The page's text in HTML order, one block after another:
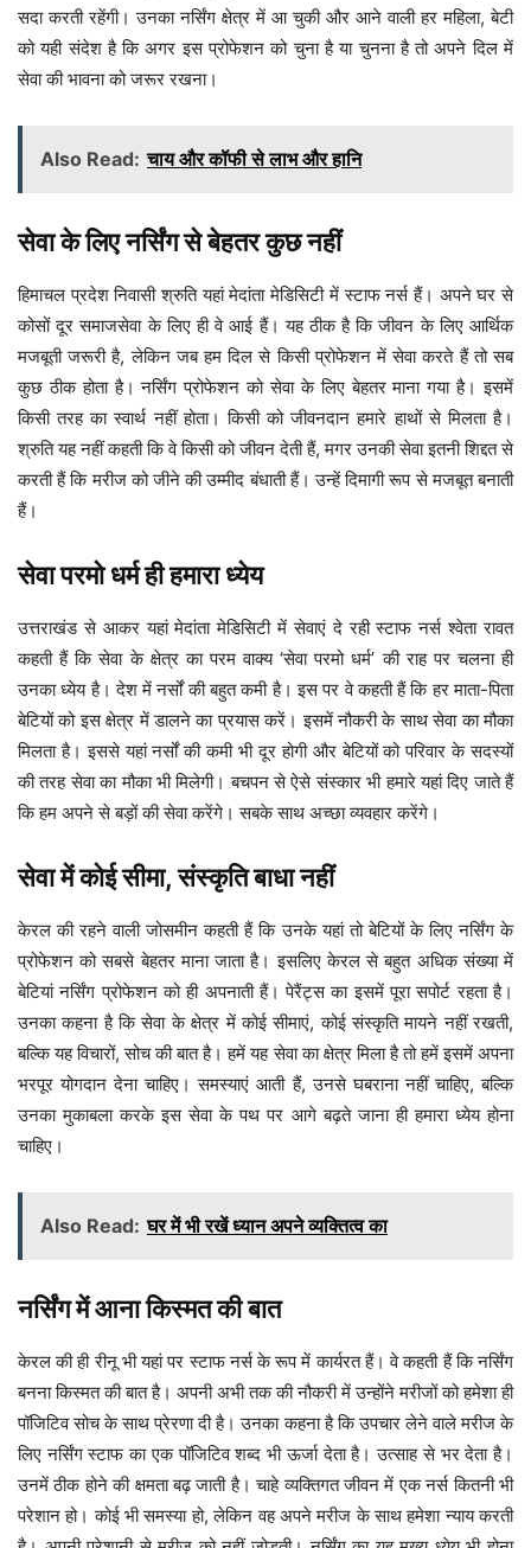
सदा करती रहेंगी। उनका नर्सिंग क्षेत्र में आ चुकी और आने वाली हर महिला, बेटी
को यही संदेश है कि अगर इस प्रोफेशन को चुना है या चुनना है तो अपने दिल में
सेवा की भावना को जरूर रखना।
Also Read: चाय और कॉफी से लाभ और हानि
सेवा के लिए नर्सिंग से बेहतर कुछ नहीं
हिमाचल प्रदेश निवासी श्रुति यहां मेदांता मेडिसिटी में स्टाफ नर्स हैं। अपने घर से
कोसों दूर समाजसेवा के लिए ही वे आई हैं। यह ठीक है कि जीवन के लिए आर्थिक
मजबूती जरूरी है, लेकिन जब हम दिल से किसी प्रोफेशन में सेवा करते हैं तो सब
कुछ ठीक होता है। नर्सिंग प्रोफेशन को सेवा के लिए बेहतर माना गया है। इसमें
किसी तरह का स्वार्थ नहीं होता। किसी को जीवनदान हमारे हाथों से मिलता है।
श्रुति यह नहीं कहती कि वे किसी को जीवन देती हैं, मगर उनकी सेवा इतनी शिद्दत से
करती हैं कि मरीज को जीने की उम्मीद बंधाती हैं। उन्हें दिमागी रूप से मजबूत बनाती
हैं।
सेवा परमो धर्म ही हमारा ध्येय
उत्तराखंड से आकर यहां मेदांता मेडिसिटी में सेवाएं दे रही स्टाफ नर्स श्वेता रावत
कहती हैं कि सेवा के क्षेत्र का परम वाक्य ‘सेवा परमो धर्म’ की राह पर चलना ही
उनका ध्येय है। देश में नर्सों की बहुत कमी है। इस पर वे कहती हैं कि हर माता-पिता
बेटियों को इस क्षेत्र में डालने का प्रयास करें। इसमें नौकरी के साथ सेवा का मौका
मिलता है। इससे यहां नर्सों की कमी भी दूर होगी और बेटियों को परिवार के सदस्यों
की तरह सेवा का मौका भी मिलेगी। बचपन से ऐसे संस्कार भी हमारे यहां दिए जाते हैं
कि हम अपने से बड़ों की सेवा करेंगे। सबके साथ अच्छा व्यवहार करेंगे।
सेवा में कोई सीमा, संस्कृति बाधा नहीं
केरल की रहने वाली जोसमीन कहती हैं कि उनके यहां तो बेटियों के लिए नर्सिंग के
प्रोफेशन को सबसे बेहतर माना जाता है। इसलिए केरल से बहुत अधिक संख्या में
बेटियां नर्सिंग प्रोफेशन को ही अपनाती हैं। पेरैंट्स का इसमें पूरा सपोर्ट रहता है।
उनका कहना है कि सेवा के क्षेत्र में कोई सीमाएं, कोई संस्कृति मायने नहीं रखती,
बल्कि यह विचारों, सोच की बात है। हमें यह सेवा का क्षेत्र मिला है तो हमें इसमें अपना
भरपूर योगदान देना चाहिए। समस्याएं आती हैं, उनसे घबराना नहीं चाहिए, बल्कि
उनका मुकाबला करके इस सेवा के पथ पर आगे बढ़ते जाना ही हमारा ध्येय होना
चाहिए।
Also Read: घर में भी रखें ध्यान अपने व्यक्तित्व का
नर्सिंग में आना किस्मत की बात
केरल की ही रीनू भी यहां पर स्टाफ नर्स के रूप में कार्यरत हैं। वे कहती हैं कि नर्सिंग
बनना किस्मत की बात है। अपनी अभी तक की नौकरी में उन्होंने मरीजों को हमेशा ही
पॉजिटिव सोच के साथ प्रेरणा दी है। उनका कहना है कि उपचार लेने वाले मरीज के
लिए नर्सिंग स्टाफ का एक पॉजिटिव शब्द भी ऊर्जा देता है। उत्साह से भर देता है।
उनमें ठीक होने की क्षमता बढ़ जाती है। चाहे व्यक्तिगत जीवन में एक नर्स कितनी भी
परेशान हो। कोई भी समस्या हो, लेकिन वह अपने मरीज के साथ हमेशा न्याय करती